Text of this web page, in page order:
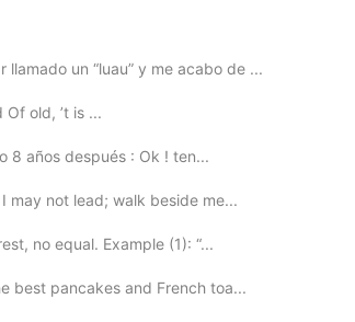
animales, las playas y la cultura
un “luau” y me acabo de ...
old, ’t is ...
8 años después : Ok ! ten...
not lead; walk beside me...
no equal. Example (1): “...
best pancakes and French toa...